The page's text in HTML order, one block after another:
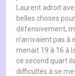
Laurent adroit
belles choses
défensivement,
n’arrivaient pas à
menait 19 à 16 à
ce second quart
difficultés à se